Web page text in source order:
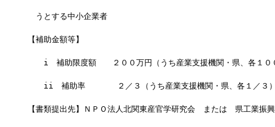
うとする中小企業者
【補助金額等】
i　補助限度額　　２００万円（うち産業支援機関・県、各１０
ii　補助率　　　　２／３（うち産業支援機関・県、各１／３
【書類提出先】ＮＰＯ法人北関東産官学研究会　または　県工業振